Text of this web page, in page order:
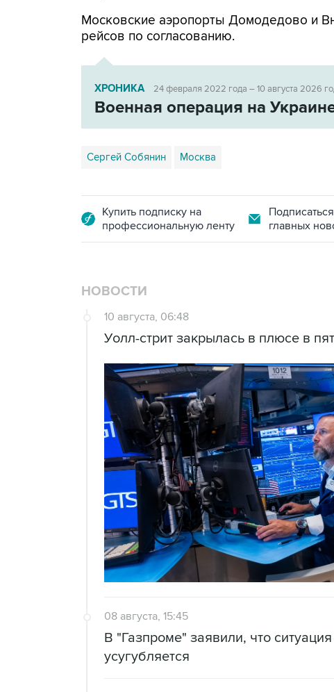
Московские аэропорты Домодедово и
рейсов по согласованию.
ХРОНИКА 24 февраля 2022 года – 10 августа 2026
Военная операция на
Сергей Собянин Москва
Купить подписку на
профессиональную ленту
главных
НОВОСТИ
10 августа, 06:48
Уолл-стрит закрылась в плюсе в
08 августа, 15:45
В "Газпроме" заявили, что
усугубляется